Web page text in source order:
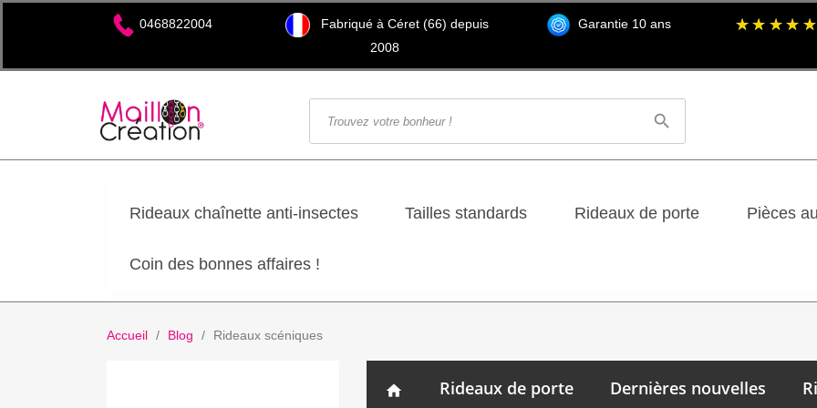
0468822004
Fabriqué à Céret (66) depuis
2008
Garantie 10 ans
search
Rideaux chaînette anti-insectes Tailles standards Rideaux de porte Pièces
Coin des bonnes affaires !
Accueil Blog Rideaux scéniques
home Rideaux de porte Dernières nouvelles